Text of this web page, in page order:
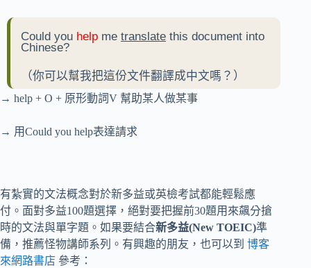
Could you help me translate this document into
Chinese?
（你可以幫我把這份文件翻譯成中文嗎？）
→ help + O + 原形動詞V 幫助某人做某事
→ 用Could you help表達請求
有紮實的文法概念對於新多益或英檢考試都能輕鬆應
付。面對多益100題選擇，絕對要把握前30題用來飆分搶
時的文法與單字題。如果要結合新多益(New TOEIC)準
備，推薦怪物講師系列。有興趣的朋友，也可以到 博客
來網路書店 參考：